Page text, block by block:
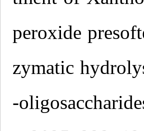
peroxide
zymatic
-